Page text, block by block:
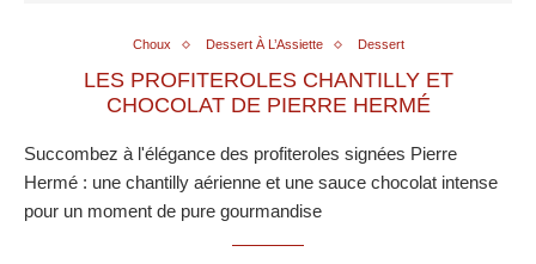
Choux Dessert À L’Assiette Dessert
LES PROFITEROLES CHANTILLY ET
CHOCOLAT DE PIERRE HERMÉ
Succombez à l'élégance des profiteroles signées Pierre
Hermé : une chantilly aérienne et une sauce chocolat intense
pour un moment de pure gourmandise